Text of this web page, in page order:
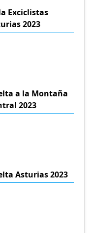
Exciclistas
2023
a la Montaña
2023
Asturias 2023